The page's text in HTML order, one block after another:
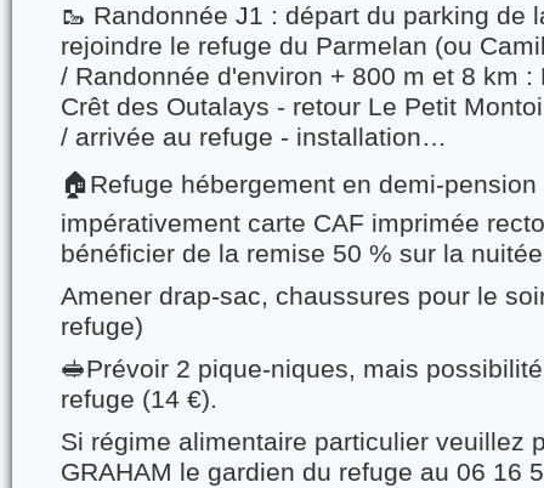
🥾 Randonnée J1 : départ du parking de
rejoindre le refuge du Parmelan (ou
/ Randonnée d'environ + 800 m et 8 km :
Crêt des Outalays - retour Le Petit
/ arrivée au refuge - installation…
🏠Refuge hébergement en demi-
impérativement carte CAF imprimée
bénéficier de la remise 50 % sur la
Amener drap-sac, chaussures pour le
refuge)
🥪Prévoir 2 pique-niques, mais
refuge (14 €).
Si régime alimentaire particulier veuillez
GRAHAM le gardien du refuge au 06 16